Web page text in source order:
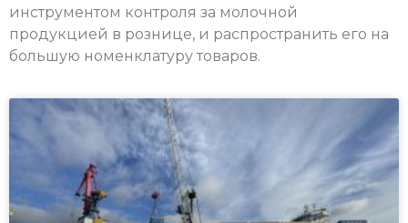
инструментом контроля за молочной
продукцией в рознице, и распространить его на
большую номенклатуру товаров.